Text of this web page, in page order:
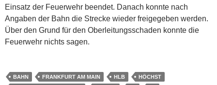
Einsatz der Feuerwehr beendet. Danach konnte nach
Angaben der Bahn die Strecke wieder freigegeben werden.
Über den Grund für den Oberleitungsschaden konnte die
Feuerwehr nichts sagen.
BAHN FRANKFURT AM MAIN HLB
HÖCHST